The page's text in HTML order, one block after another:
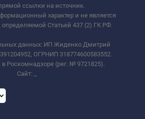
ссылки на источник.
характер и не является
определяемой Статьей 437 (2) ГК РФ.
данных: ИП Жиденко Дмитрий
ОГРНИП 318774600583552.
в Роскомнадзоре (рег. № 9721825).
Сайт: